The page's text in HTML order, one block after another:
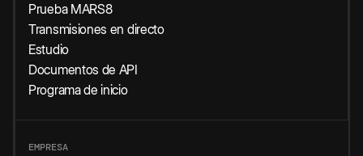
Prueba MARS8
Transmisiones en directo
Estudio
Documentos de API
Programa de inicio
EMPRESA